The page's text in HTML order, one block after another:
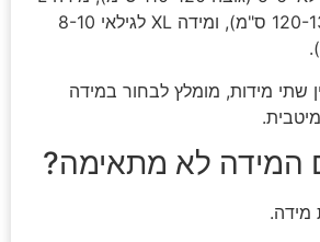
לגילאי 7-8 (גובה 120-130 ס"מ), ומידה XL לגילאי 8-10
שתי מידות, מומלץ לבחור במידה
המידה לא מתאימה?
מידה.